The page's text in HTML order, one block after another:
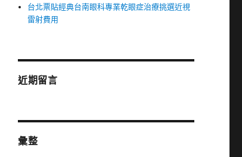
台北票貼經典台南眼科專業乾眼症治療挑選近視
雷射費用
近期留言
彙整